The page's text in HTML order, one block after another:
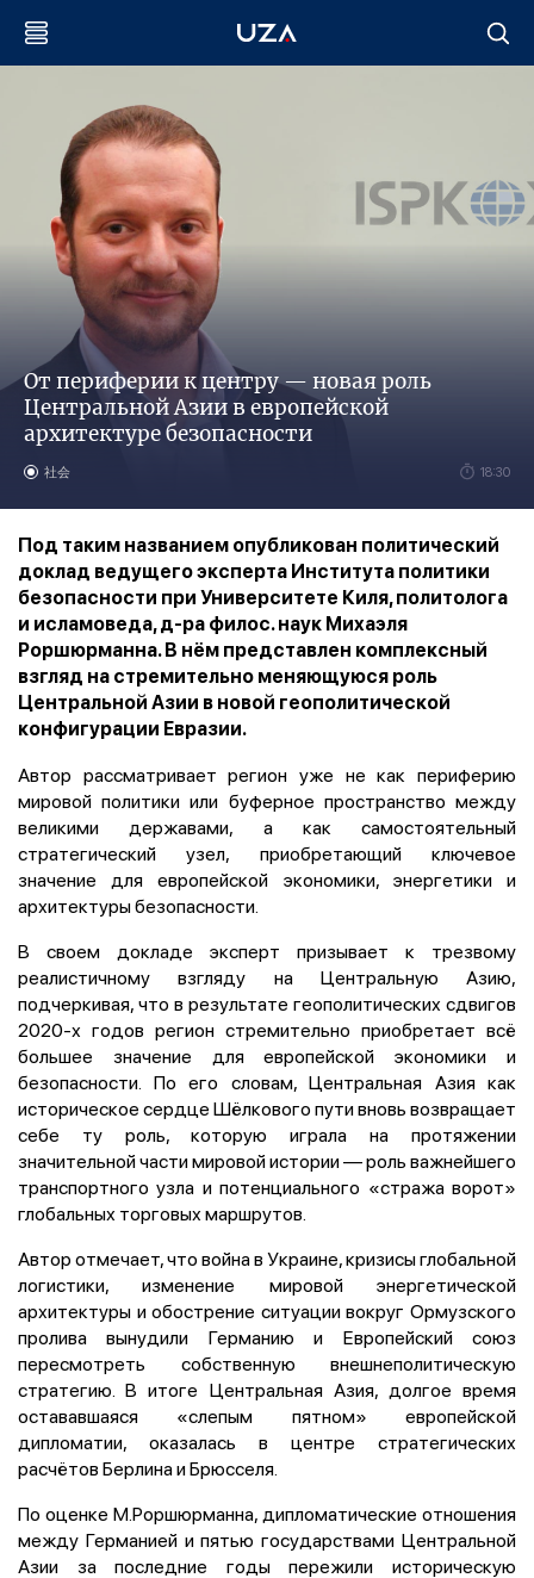
От периферии к центру — новая роль
Центральной Азии в европейской
архитектуре безопасности
社会 18:30
Под таким названием опубликован политический
доклад ведущего эксперта Института политики
безопасности при Университете Киля, политолога
и исламоведа, д-ра филос. наук Михаэля
Роршюрманна. В нём представлен комплексный
взгляд на стремительно меняющуюся роль
Центральной Азии в новой геополитической
конфигурации Евразии.
Автор рассматривает регион уже не как периферию
мировой политики или буферное пространство между
великими державами, а как самостоятельный
стратегический узел, приобретающий ключевое
значение для европейской экономики, энергетики и
архитектуры безопасности.
В своем докладе эксперт призывает к трезвому
реалистичному взгляду на Центральную Азию,
подчеркивая, что в результате геополитических сдвигов
2020-х годов регион стремительно приобретает всё
большее значение для европейской экономики и
безопасности. По его словам, Центральная Азия как
историческое сердце Шёлкового пути вновь возвращает
себе ту роль, которую играла на протяжении
значительной части мировой истории — роль важнейшего
транспортного узла и потенциального «стража ворот»
глобальных торговых маршрутов.
Автор отмечает, что война в Украине, кризисы глобальной
логистики, изменение мировой энергетической
архитектуры и обострение ситуации вокруг Ормузского
пролива вынудили Германию и Европейский союз
пересмотреть собственную внешнеполитическую
стратегию. В итоге Центральная Азия, долгое время
остававшаяся «слепым пятном» европейской
дипломатии, оказалась в центре стратегических
расчётов Берлина и Брюсселя.
По оценке М.Роршюрманна, дипломатические отношения
между Германией и пятью государствами Центральной
Азии за последние годы пережили историческую